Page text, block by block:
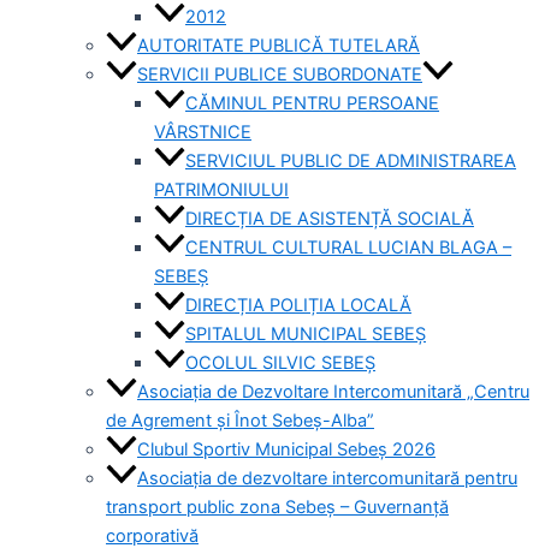
2012
AUTORITATE PUBLICĂ TUTELARĂ
SERVICII PUBLICE SUBORDONATE
CĂMINUL PENTRU PERSOANE
VÂRSTNICE
SERVICIUL PUBLIC DE ADMINISTRAREA
PATRIMONIULUI
DIRECȚIA DE ASISTENȚĂ SOCIALĂ
CENTRUL CULTURAL LUCIAN BLAGA –
SEBEȘ
DIRECȚIA POLIȚIA LOCALĂ
SPITALUL MUNICIPAL SEBEȘ
OCOLUL SILVIC SEBEȘ
Asociația de Dezvoltare Intercomunitară „Centru
de Agrement și Înot Sebeș-Alba”
Clubul Sportiv Municipal Sebeș 2026
Asociația de dezvoltare intercomunitară pentru
transport public zona Sebeș – Guvernanță
corporativă